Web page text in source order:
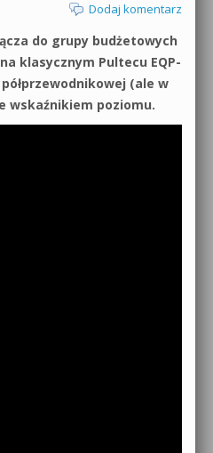
Dodaj komentarz
do grupy budżetowych
klasycznym Pultecu EQP-
(ale w
wskaźnikiem poziomu.